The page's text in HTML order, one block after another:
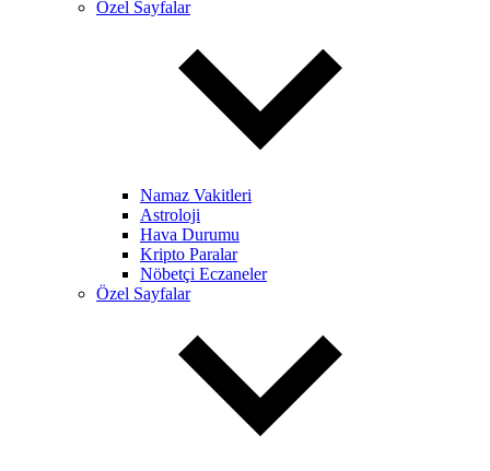
Özel Sayfalar
Namaz Vakitleri
Astroloji
Hava Durumu
Kripto Paralar
Nöbetçi Eczaneler
Özel Sayfalar